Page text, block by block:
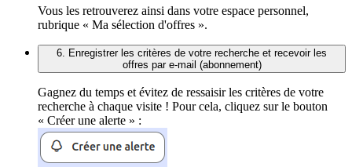
Vous les retrouverez ainsi dans votre espace personnel,
rubrique « Ma sélection d'offres ».
6. Enregistrer les critères de votre recherche et recevoir les
offres par e-mail (abonnement)
Gagnez du temps et évitez de ressaisir les critères de votre
recherche à chaque visite ! Pour cela, cliquez sur le bouton
« Créer une alerte » :